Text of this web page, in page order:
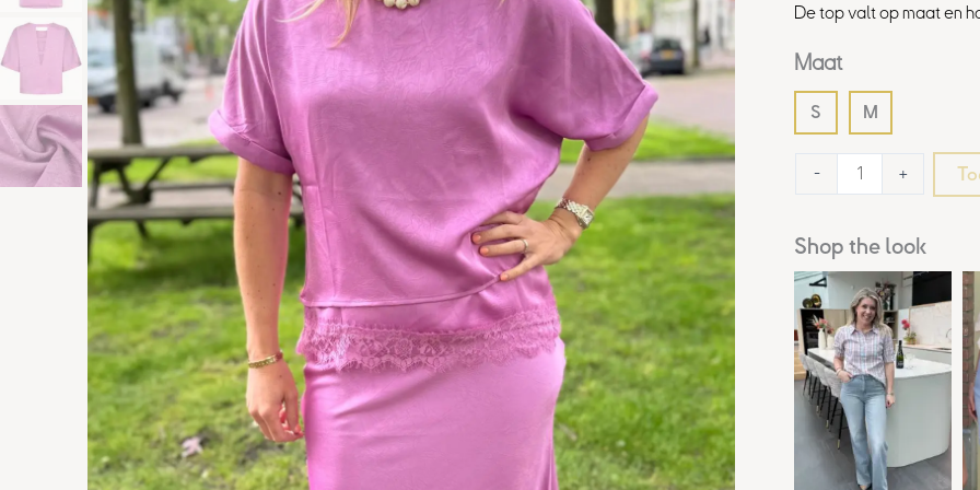
De top valt op maat en
Maat
S M
- +
Shop the look